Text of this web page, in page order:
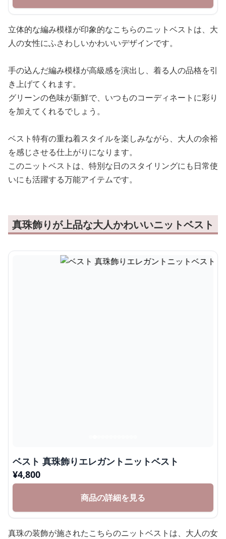
立体的な編み模様が印象的なこちらのニットベストは、大
人の女性にふさわしいかわいいデザインです。
手の込んだ編み模様が高級感を演出し、着る人の品格を引
き上げてくれます。
グリーンの色味が新鮮で、いつものコーディネートに彩り
を加えてくれるでしょう。
ベスト特有の重ね着スタイルを楽しみながら、大人の余裕
を感じさせる仕上がりになります。
このニットベストは、特別な日のスタイリングにも日常使
いにも活躍する万能アイテムです。
真珠飾りが上品な大人かわいいニットベスト
ベスト 真珠飾りエレガントニットベスト
¥4,800
商品の詳細を見る
真珠の装飾が施されたこちらのニットベストは、大人の女